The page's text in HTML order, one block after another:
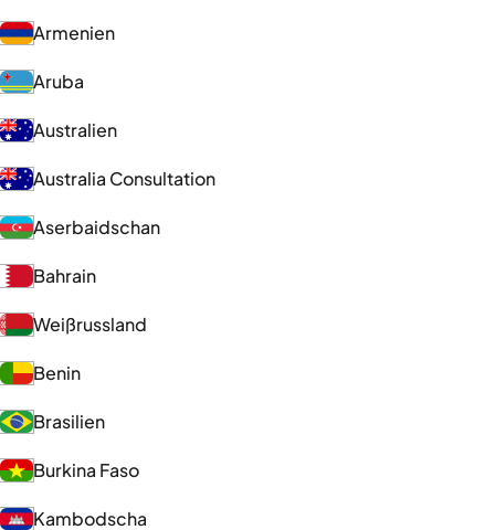
Armenien
Aruba
Australien
Australia Consultation
Aserbaidschan
Bahrain
Weißrussland
Benin
Brasilien
Burkina Faso
Kambodscha